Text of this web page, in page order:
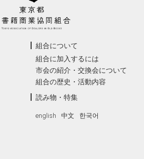
組合について
組合に加入するには
市会の紹介・交換会について
組合の歴史・活動内容
読み物・特集
english 中文 한국어